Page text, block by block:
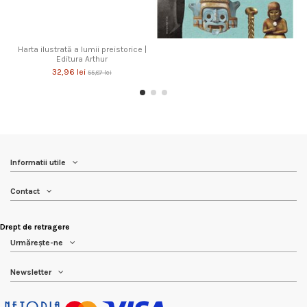
Harta ilustrată a lumii preistorice |
Editura Arthur
32,96 lei 55,87 lei
Informatii utile
Contact
Drept de retragere
Urmărește-ne
Newsletter